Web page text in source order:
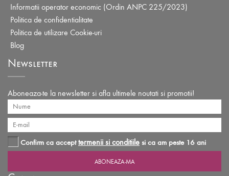
Informatii operator economic (Ordin ANPC 225/2023)
Politica de confidentialitate
Politica de utilizare Cookie-uri
Blog
Newsletter
Aboneaza-te la newsletter si afla ultimele noutati si promotii!
Confirm ca accepttermenii si conditiile si ca am peste 16 ani